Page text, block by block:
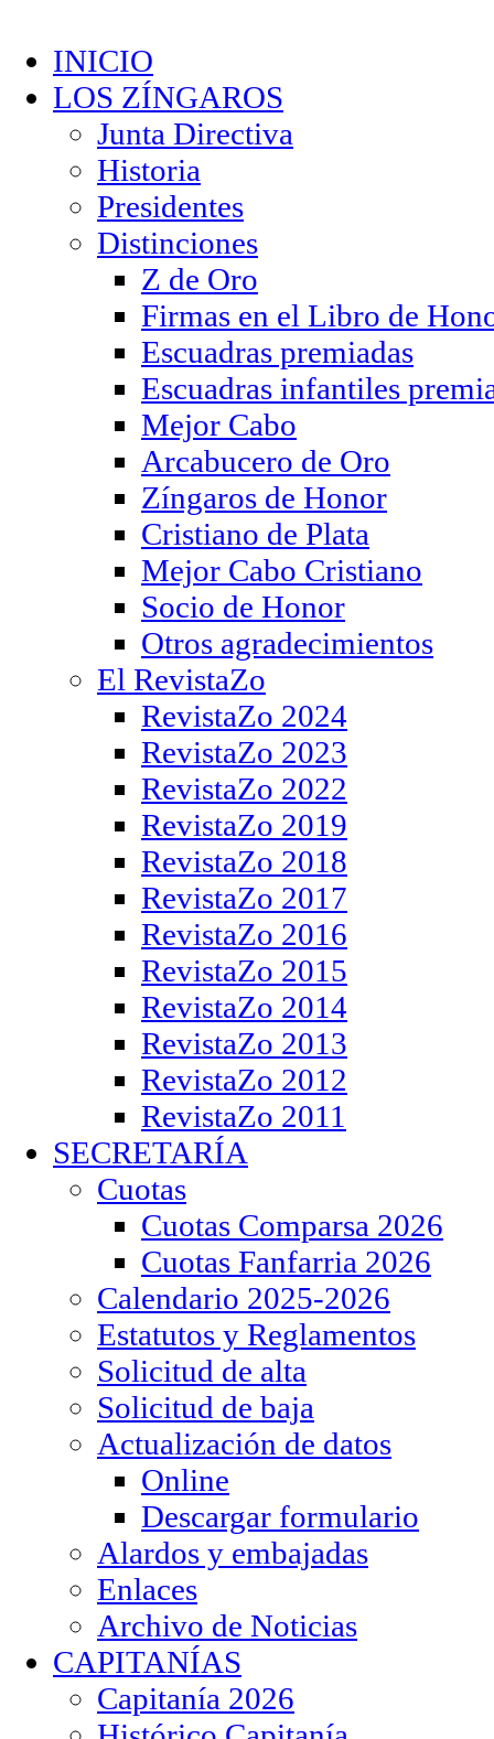
INICIO
LOS ZÍNGAROS
Junta Directiva
Historia
Presidentes
Distinciones
Z de Oro
Firmas en el Libro de
Escuadras premiadas
Escuadras infantiles
Mejor Cabo
Arcabucero de Oro
Zíngaros de Honor
Cristiano de Plata
Mejor Cabo Cristiano
Socio de Honor
Otros agradecimientos
El RevistaZo
RevistaZo 2024
RevistaZo 2023
RevistaZo 2022
RevistaZo 2019
RevistaZo 2018
RevistaZo 2017
RevistaZo 2016
RevistaZo 2015
RevistaZo 2014
RevistaZo 2013
RevistaZo 2012
RevistaZo 2011
SECRETARÍA
Cuotas
Cuotas Comparsa 2026
Cuotas Fanfarria 2026
Calendario 2025-2026
Estatutos y Reglamentos
Solicitud de alta
Solicitud de baja
Actualización de datos
Online
Descargar formulario
Alardos y embajadas
Enlaces
Archivo de Noticias
CAPITANÍAS
Capitanía 2026